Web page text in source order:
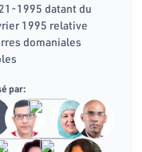
1995 datant du
1995 relative
domaniales
par: